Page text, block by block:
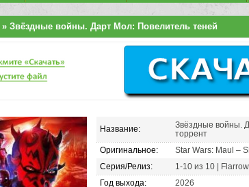
» Звёздные войны. Дарт Мол: Повелитель теней
Название:
Звёздные войны.
торрент
Оригинальное:
Star Wars: Maul –
Серия/Релиз:
1-10 из 10 |
Год выхода:
2026